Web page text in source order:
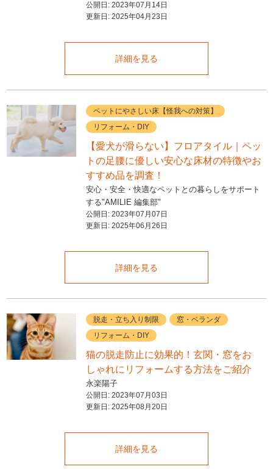
公開日: 2023年07月14日
更新日: 2025年04月23日
詳細を見る
ペットにやさしい床【怪我への対策】
リフォーム・DIY
【愛犬が滑らない】フロアタイル｜ペッ
トの足腰に優しい安心な床材の特徴やお
すすめ品を調査！
安心・安全・快適なペットとの暮らしをサポート
する"AMILIE 編集部"
公開日: 2023年07月07日
更新日: 2025年06月26日
詳細を見る
脱走・立ち入り制限
窓・ベランダ
リフォーム・DIY
猫の脱走防止に効果的！玄関・窓をお
しゃれにリフォームする方法をご紹介
永楽陽子
公開日: 2023年07月03日
更新日: 2025年08月20日
詳細を見る